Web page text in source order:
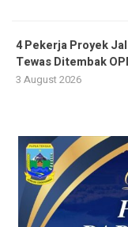
4 Pekerja Proyek
Tewas Ditembak
3 August 2026